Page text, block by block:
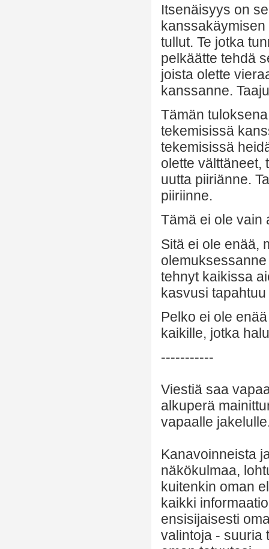
Itsenäisyys on
tullut. Te jotka
pelkäätte tehdä
joista olette
kanssanne.
Tämän
tekemisissä
tekemisissä
olette välttäneet,
uutta piiriänne.
piiriinne.
Tämä ei ole vain
Sitä ei ole enää,
tehnyt kaikissa
kasvusi
Pelko ei ole
kaikille, jotka
-----------
Viestiä saa
alkuperä
vapaalle
Kanavoinneista
näkökulmaa,
kuitenkin oman
kaikki
ensisijaisesti
valintoja - suuria